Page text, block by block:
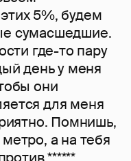
5%, будем
сумасшедшие.
где-то пару
день у меня
они
для меня
Помнишь,
а на тебя